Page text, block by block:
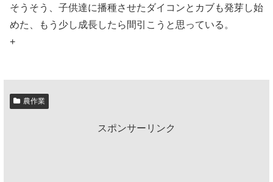
そうそう、子供達に播種させたダイコンとカブも発芽し始
めた、もう少し成長したら間引こうと思っている。
+
農作業
スポンサーリンク